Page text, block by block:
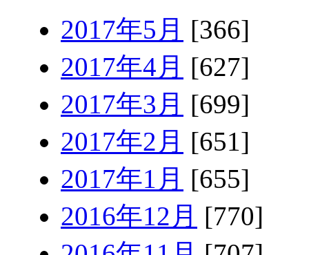
2017年5月 [366]
2017年4月 [627]
2017年3月 [699]
2017年2月 [651]
2017年1月 [655]
2016年12月 [770]